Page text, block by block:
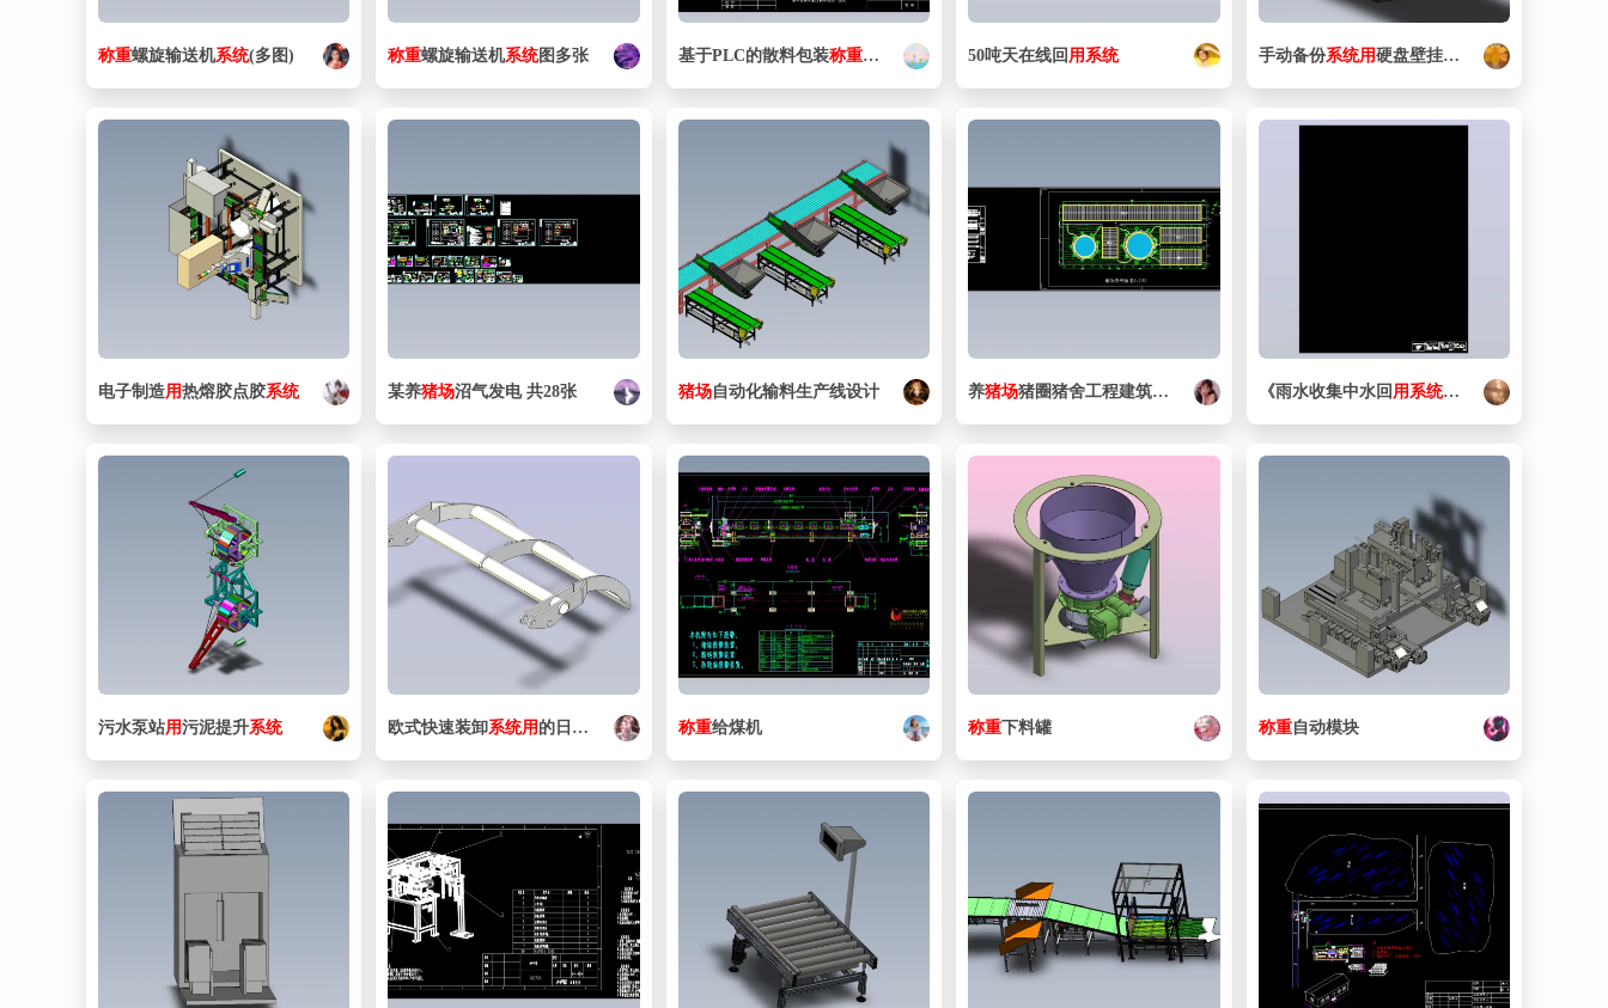
称重螺旋输送机系统(多图) 称重螺旋输送机系统图多张 基于PLC的散料包装称重控制 系统设计 50吨天在线回 用 系统 手动备份系统用硬盘壁挂支架
电子制造用热熔胶点胶系统 某养猪场沼气发电 共28张 猪场自动化输料生产线设计 养猪场猪圈猪舍工程建筑施工图 《雨水收集中水回 用 系统图》
污水泵站用污泥提升系统 欧式快速装卸系统用 的日志夹具。 称重给煤机 称重下料罐 称重自动模块